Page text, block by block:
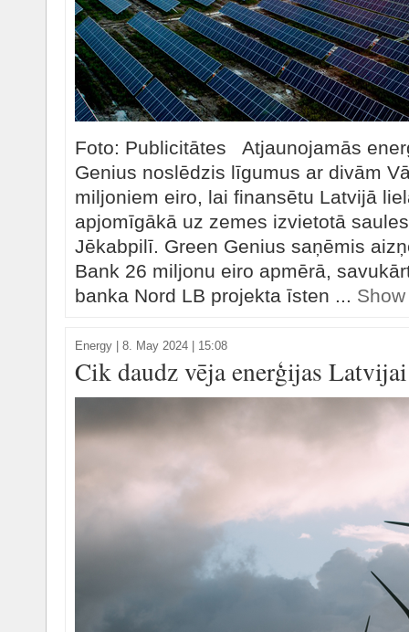
Foto: Publicitātes Atjaunojamās
Genius noslēdzis līgumus ar divām
miljoniem eiro, lai finansētu Latvijā
apjomīgākā uz zemes izvietotā
Jēkabpilī. Green Genius saņēmis
Bank 26 miljonu eiro apmērā,
banka Nord LB projekta īsten ...
Energy 8. May 2024 | 15:08
Cik daudz vēja enerģijas